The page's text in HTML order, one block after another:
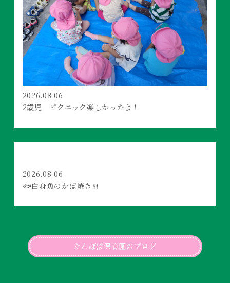
2026.08.06
2歳児 ピクニック楽しかったよ！
2026.08.06
🐟白身魚のかば焼き🍴
たんぽぽ保育園のブログ